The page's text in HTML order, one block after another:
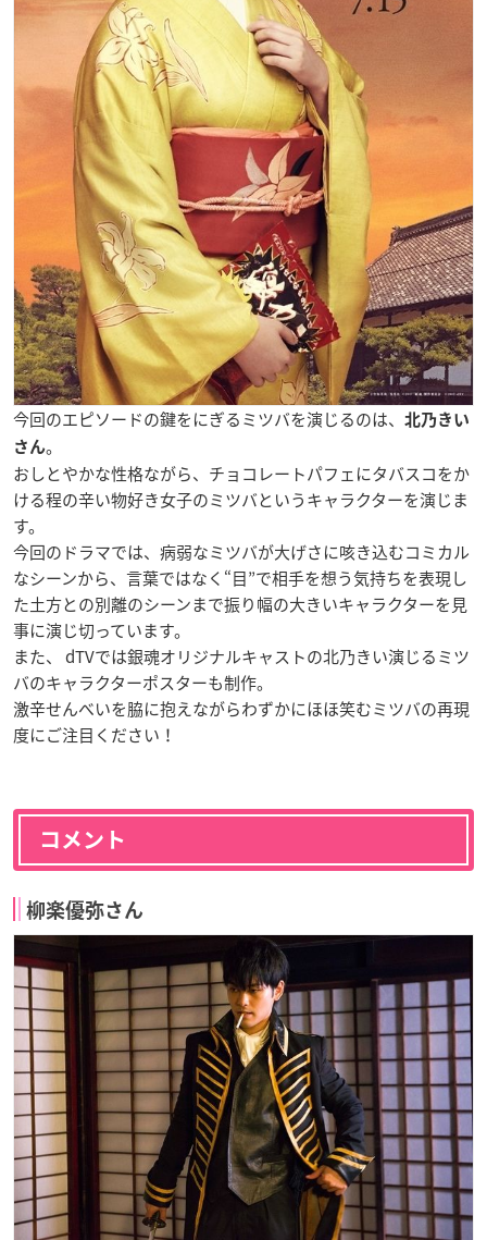
今回のエピソードの鍵をにぎるミツバを演じるのは、
北乃きい
さん。
おしとやかな性格ながら、チョコレートパフェにタバスコをか
ける程の辛い物好き女子のミツバというキャラクターを演じま
す。
今回のドラマでは、病弱なミツバが大げさに咳き込むコミカル
なシーンから、言葉ではなく“目”で相手を想う気持ちを表現し
た土方との別離のシーンまで振り幅の大きいキャラクターを見
事に演じ切っています。
また、 dTVでは銀魂オリジナルキャストの北乃きい演じるミツ
バのキャラクターポスターも制作。
激辛せんべいを脇に抱えながらわずかにほほ笑むミツバの再現
度にご注目ください！
コメント
柳楽優弥さん